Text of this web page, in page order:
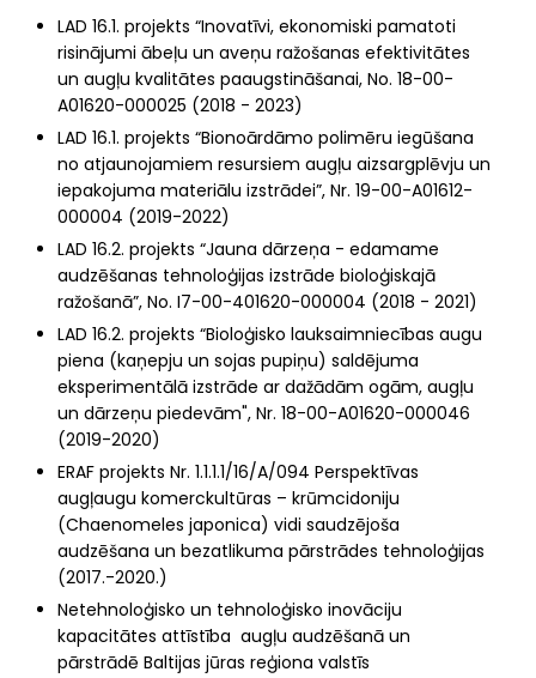
LAD 16.1. projekts “Inovatīvi, ekonomiski pamatoti
risinājumi ābeļu un aveņu ražošanas efektivitātes
un augļu kvalitātes paaugstināšanai, No. 18-00-
A01620-000025 (2018 - 2023)
LAD 16.1. projekts “Bionoārdāmo polimēru iegūšana
no atjaunojamiem resursiem augļu aizsargplēvju un
iepakojuma materiālu izstrādei”, Nr. 19-00-A01612-
000004 (2019-2022)
LAD 16.2. projekts “Jauna dārzeņa - edamame
audzēšanas tehnoloģijas izstrāde bioloģiskajā
ražošanā”, No. I7-00-401620-000004 (2018 - 2021)
LAD 16.2. projekts “Bioloģisko lauksaimniecības augu
piena (kaņepju un sojas pupiņu) saldējuma
eksperimentālā izstrāde ar dažādām ogām, augļu
un dārzeņu piedevām", Nr. 18-00-A01620-000046
(2019-2020)
ERAF projekts Nr. 1.1.1.1/16/A/094 Perspektīvas
augļaugu komerckultūras – krūmcidoniju
(Chaenomeles japonica) vidi saudzējoša
audzēšana un bezatlikuma pārstrādes tehnoloģijas
(2017.-2020.)
Netehnoloģisko un tehnoloģisko inovāciju
kapacitātes attīstība augļu audzēšanā un
pārstrādē Baltijas jūras reģiona valstīs